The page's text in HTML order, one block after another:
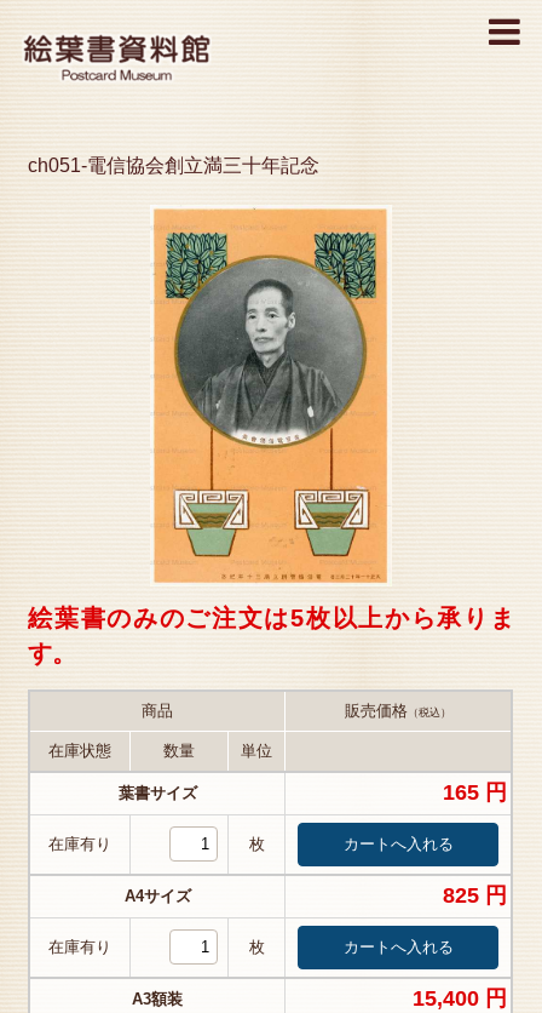
MENU
ch051-電信協会創立満三十年記念
絵葉書のみのご注文は5枚以上から承りま
す。
商品 販売価格 （税込）
在庫状態 数量 単位
葉書サイズ 165 円
在庫有り 枚
A4サイズ 825 円
在庫有り 枚
A3額装 15,400 円